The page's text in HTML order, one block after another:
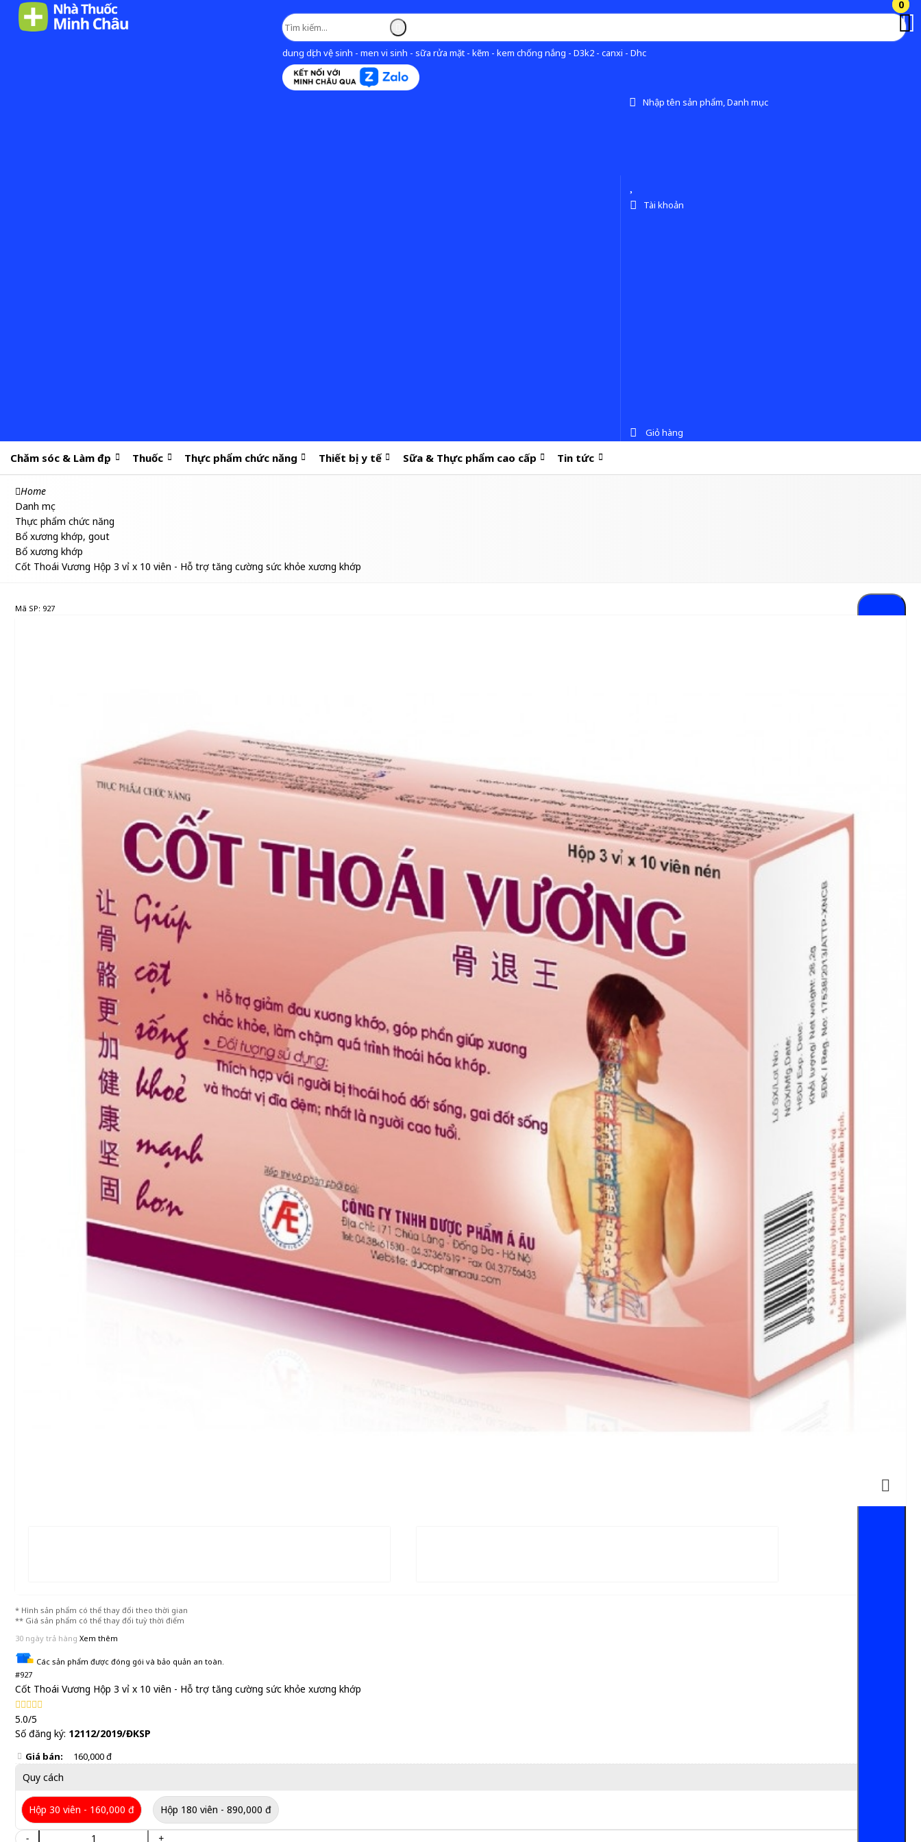
dung dịch vệ sinh - men vi sinh - sữa rửa mặt - kẽm - kem chống nắng - D3k2 - canxi - Dhc
Nhập tên sản phẩm, Danh mục
0
Tài khoản
0
Giỏ hàng
Chăm sóc & Làm đẹp Thuốc Thực phẩm chức năng Thiết bị y tế Sữa & Thực phẩm cao cấp Tin tức
Home
Danh mục
Thực phẩm chức năng
Bổ xương khớp, gout
Bổ xương khớp
Cốt Thoái Vương Hộp 3 vỉ x 10 viên - Hỗ trợ tăng cường sức khỏe xương khớp
Mã SP: 927
* Hình sản phẩm có thể thay đổi theo thời gian
** Giá sản phẩm có thể thay đổi tuỳ thời điểm
30 ngày trả hàng Xem thêm
Các sản phẩm được đóng gói và bảo quản an toàn.
#927
Cốt Thoái Vương Hộp 3 vỉ x 10 viên - Hỗ trợ tăng cường sức khỏe xương khớp
5.0/5
Số đăng ký: 12112/2019/ĐKSP
Giá bán: 160,000 đ
Quy cách
Hộp 30 viên - 160,000 đ Hộp 180 viên - 890,000 đ
- +